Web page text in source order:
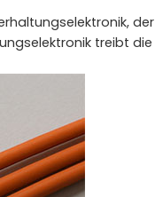
der
treibt die